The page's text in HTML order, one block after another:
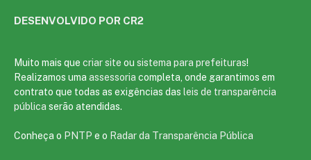
DESENVOLVIDO POR CR2
Muito mais que criar site ou sistema para prefeituras!
Realizamos uma assessoria completa, onde garantimos em
contrato que todas as exigências das leis de transparência
pública serão atendidas.
Conheça o PNTP e o Radar da Transparência Pública